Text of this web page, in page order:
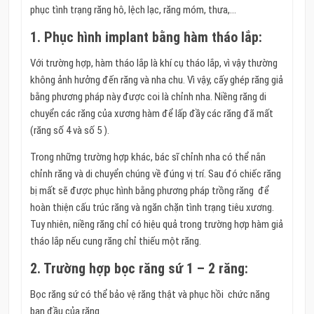
phục tình trạng răng hô, lệch lạc, răng móm, thưa,…
1. Phục hình implant bằng hàm tháo lắp:
Với trường hợp, hàm tháo lắp là khí cụ tháo lắp, vì vậy thường
không ảnh hưởng đến răng và nha chu. Vì vậy, cấy ghép răng giả
bằng phương pháp này được coi là chỉnh nha. Niềng răng di
chuyển các răng của xương hàm để lấp đầy các răng đã mất
(răng số 4 và số 5 ).
Trong những trường hợp khác, bác sĩ chỉnh nha có thể nắn
chỉnh răng và di chuyển chúng về đúng vị trí. Sau đó chiếc răng
bị mất sẽ được phục hình bằng phương pháp trồng răng để
hoàn thiện cấu trúc răng và ngăn chặn tình trạng tiêu xương.
Tuy nhiên, niềng răng chỉ có hiệu quả trong trường hợp hàm giả
tháo lắp nếu cung răng chỉ thiếu một răng.
2. Trường hợp bọc răng sứ 1 – 2 răng:
Bọc răng sứ có thể bảo vệ răng thật và phục hồi chức năng
ban đầu của răng.